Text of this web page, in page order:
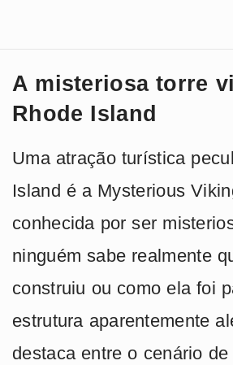
A misteriosa torre
Rhode Island
Uma atração turística
Island é a Mysterious
conhecida por ser
ninguém sabe realmente
construiu ou como ela foi
estrutura aparentemente
destaca entre o cenário